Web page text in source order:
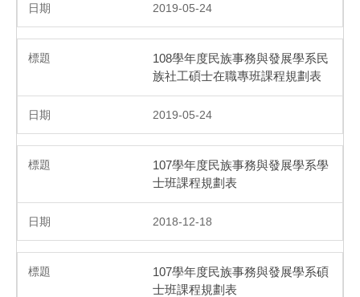
2019-05-24
108學年度民族事務與發展學系民
族社工碩士在職專班課程規劃表
2019-05-24
107學年度民族事務與發展學系學
士班課程規劃表
2018-12-18
107學年度民族事務與發展學系碩
士班課程規劃表